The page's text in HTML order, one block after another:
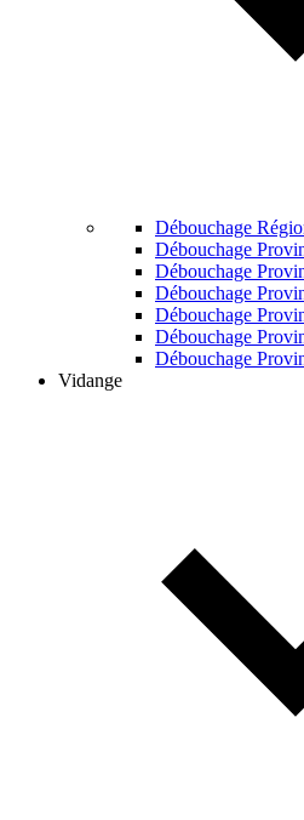
Débouchage
Débouchage
Débouchage
Débouchage
Débouchage
Débouchage
Débouchage
Vidange